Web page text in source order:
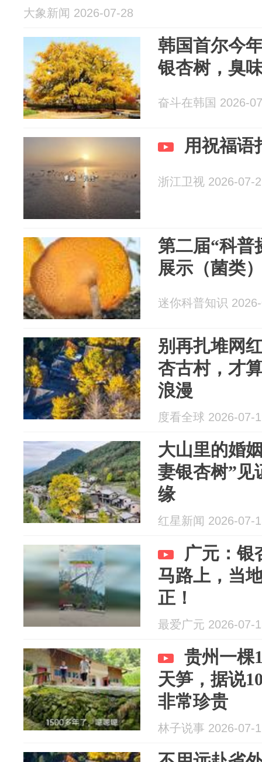
大象新闻 2026-07-28
韩国首尔今
银杏树，臭
奋斗在韩国 2026-
用祝福语
浙江卫视 2026-07-
第二届“科普
展示（菌类
迷你科普知识
别再扎堆网
杏古村，才
浪漫
度看全球 2026-07-
大山里的婚
妻银杏树”见
缘
红星新闻 2026-07-
广元：银
马路上，当
正！
最爱广元 2026-07-
贵州一棵
天笋，据说
非常珍贵
林子说事 2026-07-